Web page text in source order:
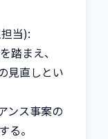
当):
踏まえ、
見直しとい
ンス事案の
る。